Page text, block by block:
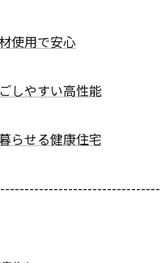
使用で安心
しやすい高性能
らせる健康住宅